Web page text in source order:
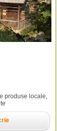
produse locale,